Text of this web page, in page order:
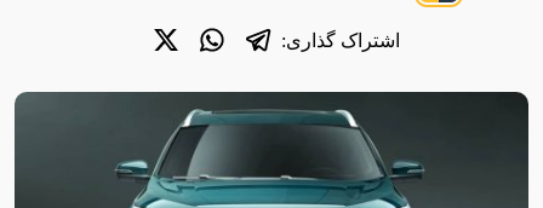
اشتراک گذاری: